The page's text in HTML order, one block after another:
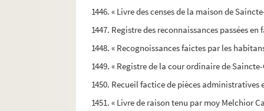
1446. « Livre des censes de la maison de
1447. Registre des reconnaissances passées
1448. « Recognoissances faictes par les
1449. « Registre de la cour ordinaire de
1450. Recueil factice de pièces
1451. « Livre de raison tenu par moy Melchior